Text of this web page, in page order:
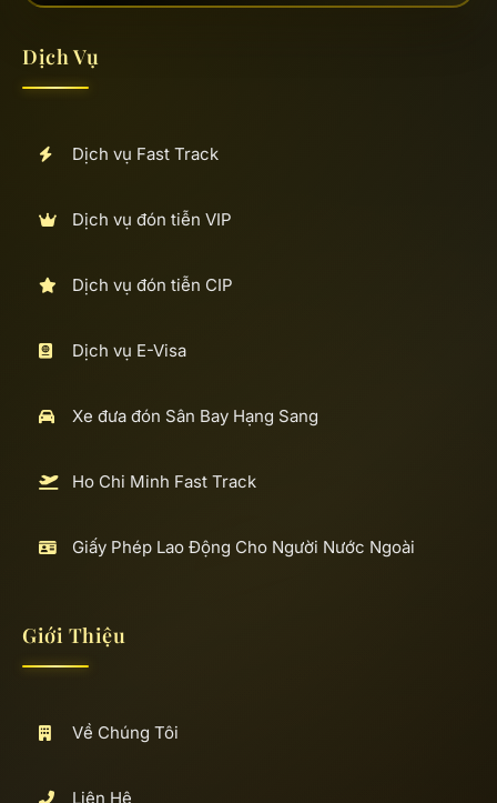
Dịch Vụ
Dịch vụ Fast Track
Dịch vụ đón tiễn VIP
Dịch vụ đón tiễn CIP
Dịch vụ E-Visa
Xe đưa đón Sân Bay Hạng Sang
Ho Chi Minh Fast Track
Giấy Phép Lao Động Cho Người Nước Ngoài
Giới Thiệu
Về Chúng Tôi
Liên Hệ